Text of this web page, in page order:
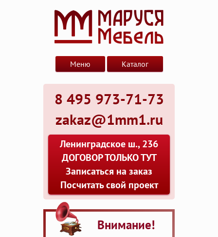
8 495 973-71-73
zakaz@1mm1.ru
Ленинградское ш., 236
ДОГОВОР ТОЛЬКО ТУТ
Записаться на заказ
Посчитать свой проект
Меню Каталог
Внимание!